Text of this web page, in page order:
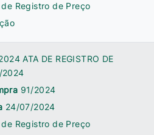
Registro de Preço
ATA DE REGISTRO DE
2024
91/2024
24/07/2024
Registro de Preço